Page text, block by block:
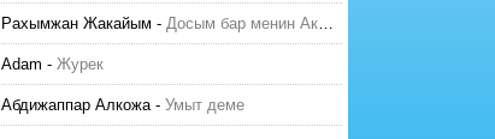
Рахымжан Жакайым - Досым бар менин Актауда
Adam - Журек
Абдижаппар Алкожа- Умыт деме